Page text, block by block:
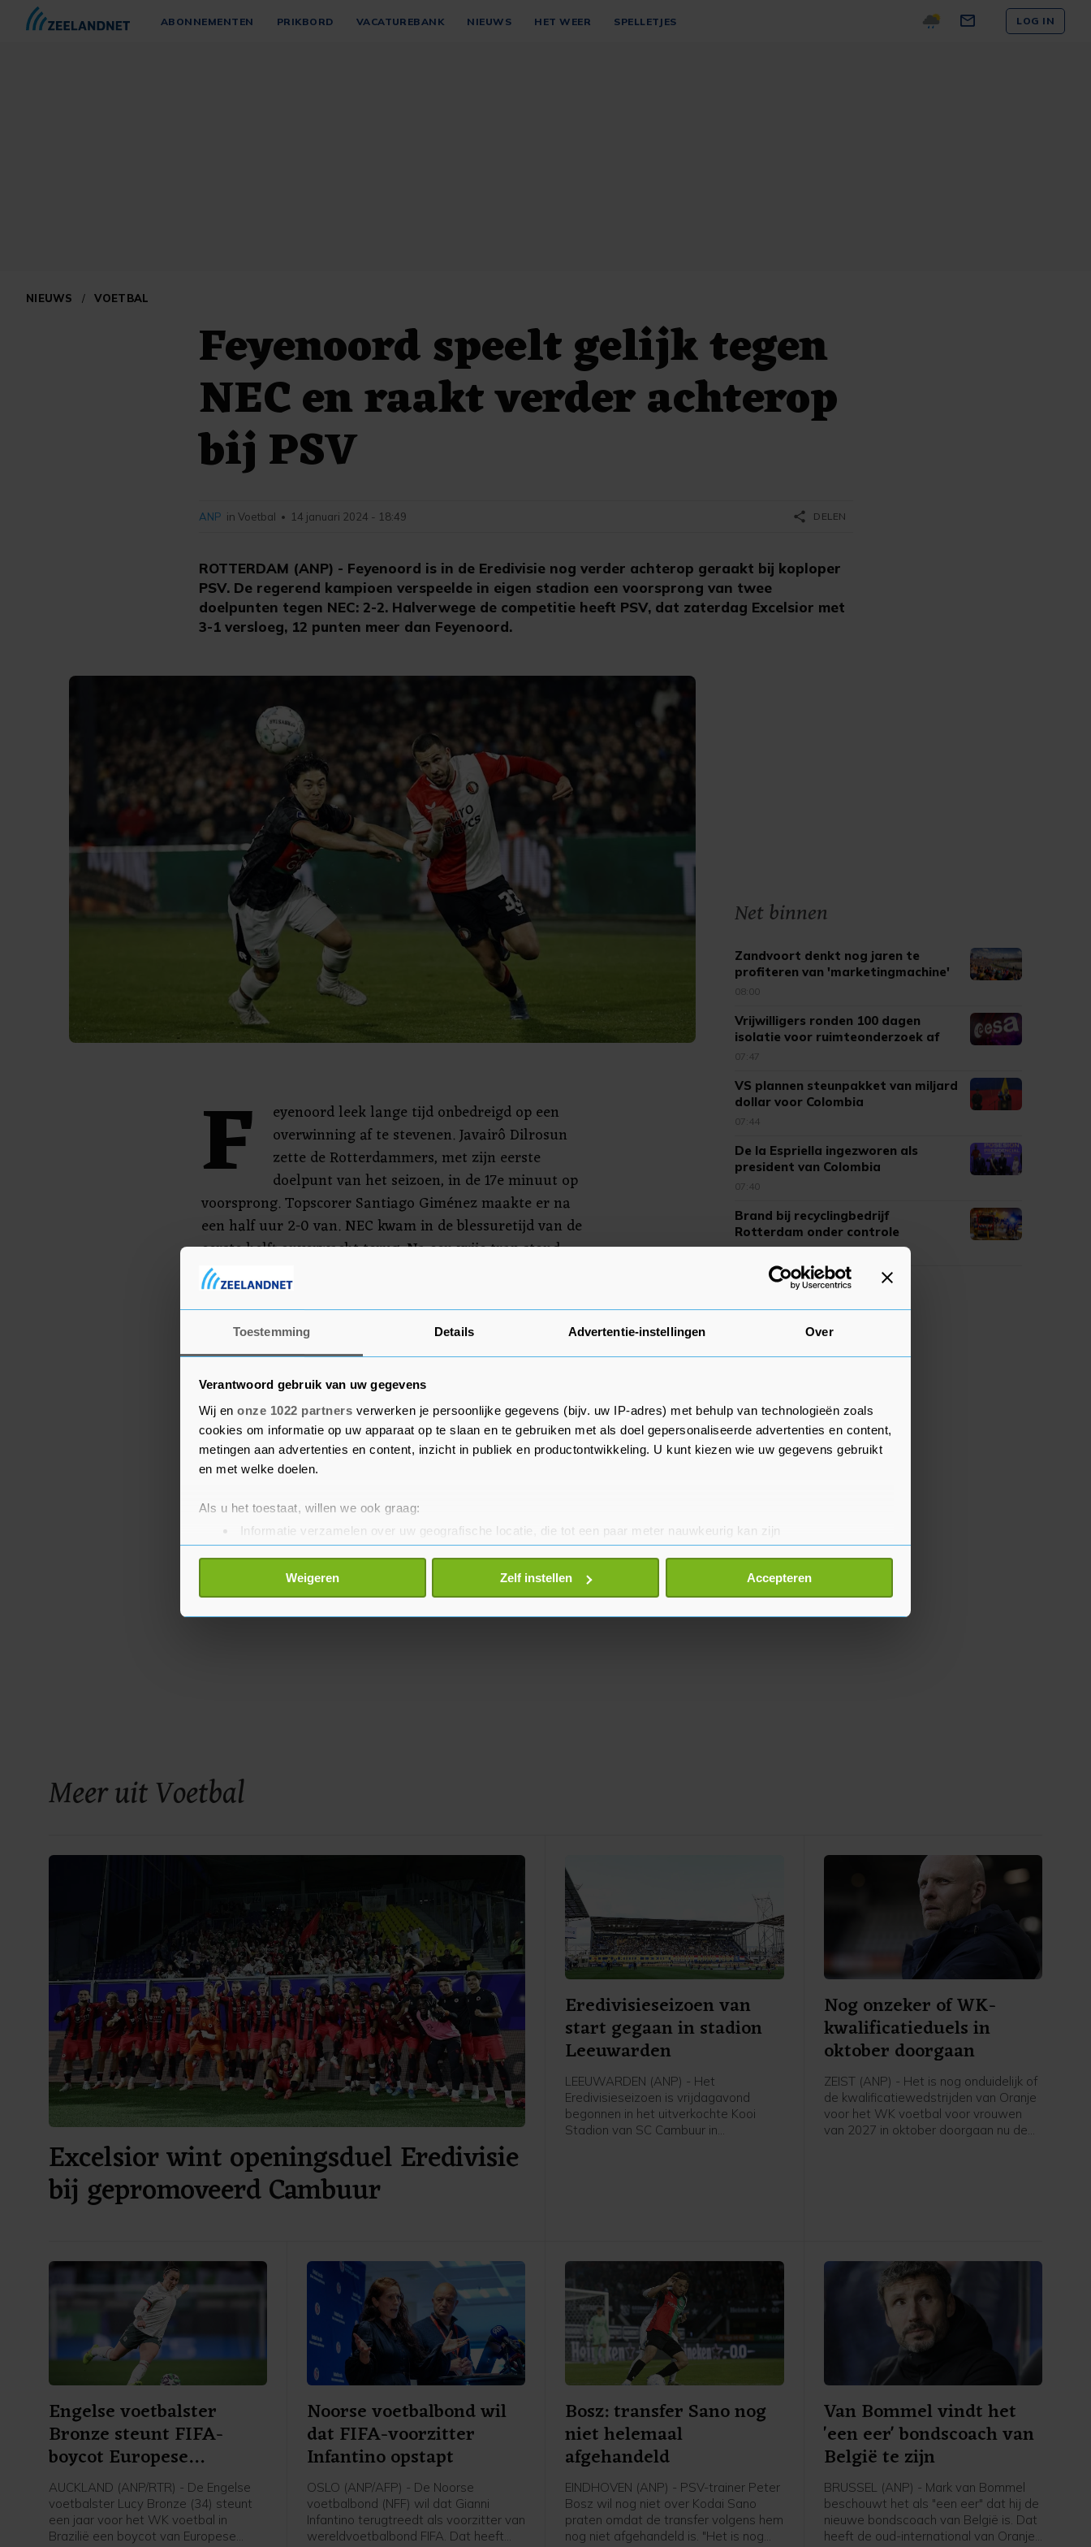
Toestemming Details Advertentie-instellingen Over
Verantwoord gebruik van uw gegevens
Wij en onze 1022 partners verwerken je persoonlijke gegevens (bijv. uw IP-adres) met behulp van technologieën zoals
cookies om informatie op uw apparaat op te slaan en te gebruiken met als doel gepersonaliseerde advertenties en content,
metingen aan advertenties en content, inzicht in publiek en productontwikkeling. U kunt kiezen wie uw gegevens gebruikt
en met welke doelen.
Als u het toestaat, willen we ook graag:
Informatie verzamelen over uw geografische locatie, die tot een paar meter nauwkeurig kan zijn
Uw apparaat identificeren door het actief te scannen op specifieke eigenschappen (fingerprinting)
Lees meer over hoe uw persoonlijke gegevens worden verwerkt en stel uw voorkeuren in het
detailgedeelte
toestemming op elk moment wijzigen of intrekken in de Cookieverklaring.
Weigeren Zelf instellen Accepteren
ABONNEMENTEN PRIKBORD VACATUREBANK NIEUWS HET WEER SPELLETJES LOG IN
NIEUWS / VOETBAL
Feyenoord speelt gelijk tegen
NEC en raakt verder achterop
bij PSV
ROTTERDAM (ANP) - Feyenoord is in de Eredivisie nog verder achterop geraakt bij koploper
PSV. De regerend kampioen verspeelde in eigen stadion een voorsprong van twee
doelpunten tegen NEC: 2-2. Halverwege de competitie heeft PSV, dat zaterdag Excelsior met
3-1 versloeg, 12 punten meer dan Feyenoord.
ANP in Voetbal • 14 januari 2024 - 18:49 share DELEN
F
eyenoord leek lange tijd onbedreigd op een
overwinning af te stevenen. Javairô Dilrosun
zette de Rotterdammers, met zijn eerste
doelpunt van het seizoen, in de 17e minuut op
voorsprong. Topscorer Santiago Giménez maakte er na
een half uur 2-0 van. NEC kwam in de blessuretijd van de
eerste helft onverwacht terug. Na een vrije trap stond
Dirk Proper op de juiste plaats om de 2-1 te maken.
Feyenoord-doelman Justin Bijlow verkeek zich in de 53e
minuut op een schot van de Deen Magnus Mattsson (2-2).
Feyenoord slaagde er daarna niet in nog een keer te
scoren.
Meer uit Voetbal
Excelsior wint openingsduel Eredivisie
bij gepromoveerd Cambuur
Eredivisieseizoen van
start gegaan in stadion
Leeuwarden
LEEUWARDEN (ANP) - Het
Eredivisieseizoen is vrijdagavond
begonnen in het uitverkochte Kooi
Stadion van SC Cambuur in
Nog onzeker of WK-
kwalificatieduels in
oktober doorgaan
ZEIST (ANP) - Het is nog onduidelijk of
de kwalificatiewedstrijden van Oranje
voor het WK voetbal voor vrouwen
van 2027 in oktober doorgaan nu de
of de duels door zullen gaan.
Engelse voetbalster
Bronze steunt FIFA-
boycot Europese
speelsters
AUCKLAND (ANP/RTR) - De Engelse
voetbalster Lucy Bronze (34) steunt
een jaar voor het WK voetbal in
Brazilië een boycot van Europese
Noorse voetbalbond wil
dat FIFA-voorzitter
Infantino opstapt
OSLO (ANP/AFP) - De Noorse
voetbalbond (NFF) wil dat Gianni
Infantino terugtreedt als voorzitter van
wereldvoetbalbond FIFA. Dat heeft
Bosz: transfer Sano nog
niet helemaal
afgehandeld
EINDHOVEN (ANP) - PSV-trainer Peter
Bosz wil nog niet over Kodai Sano
praten omdat de transfer volgens hem
nog niet afgehandeld is. "Het is nog
Van Bommel vindt het
'een eer' bondscoach van
België te zijn
BRUSSEL (ANP) - Mark van Bommel
beschouwt het als "een eer" dat hij de
nieuwe bondscoach van België is. Dat
heeft de oud-international van Oranje
Net binnen
Zandvoort denkt nog jaren te
profiteren van 'marketingmachine'
F1
08:00
Vrijwilligers ronden 100 dagen
isolatie voor ruimteonderzoek af
07:47
VS plannen steunpakket van miljard
dollar voor Colombia
07:44
De la Espriella ingezworen als
president van Colombia
07:40
Brand bij recyclingbedrijf
Rotterdam onder controle